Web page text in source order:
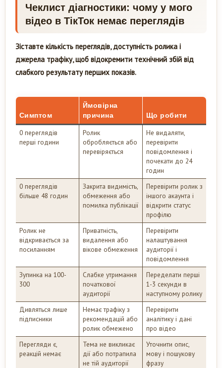
Чеклист діагностики: чому у мого
відео в ТікТок немає переглядів
Зіставте кількість переглядів, доступність ролика і
джерела трафіку, щоб відокремити технічний збій від
слабкого результату перших показів.
Симптом
Ймовірна
причина
Що робити
0 переглядів
перші години
Ролик
обробляється або
перевіряється
Не видаляти,
перевірити
повідомлення і
почекати до 24
годин
0 переглядів
більше 48 годин
Закрита видимість,
обмеження або
помилка публікації
Перевірити ролик з
іншого акаунта і
відкрити статус
профілю
Ролик не
відкривається за
посиланням
Приватність,
видалення або
вікове обмеження
Перевірити
налаштування
аудиторії і
повідомлення
Зупинка на 100-
300
Слабке утримання
початкової
аудиторії
Переделати перші
1-3 секунди в
наступному ролику
Дивляться лише
підписники
Немає трафіку з
рекомендацій або
ролик обмежено
Перевірити
аналітику і дані
про відео
Перегляди є,
реакцій немає
Тема не викликає
дії або потрапила
не тій аудиторії
Уточнити опис,
мову і пошукову
фразу